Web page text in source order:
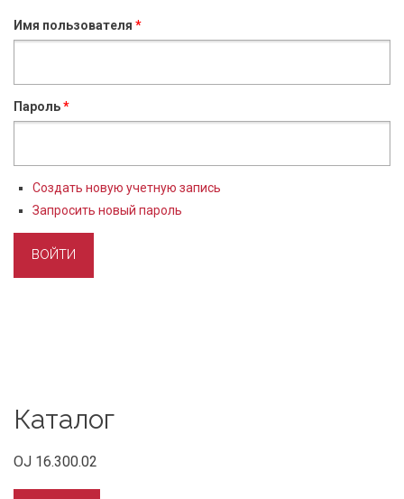
Имя пользователя *
Пароль*
Создать новую учетную запись
Запросить новый пароль
Каталог
OJ 16.300.02